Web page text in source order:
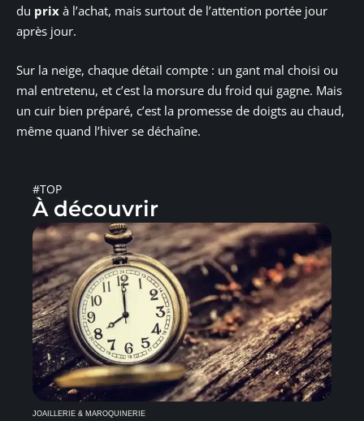
du prix à l’achat, mais surtout de l’attention portée jour
après jour.
Sur la neige, chaque détail compte : un gant mal choisi ou
mal entretenu, et c’est la morsure du froid qui gagne. Mais
un cuir bien préparé, c’est la promesse de doigts au chaud,
même quand l’hiver se déchaîne.
#TOP
À découvrir
JOAILLERIE & MAROQUINERIE